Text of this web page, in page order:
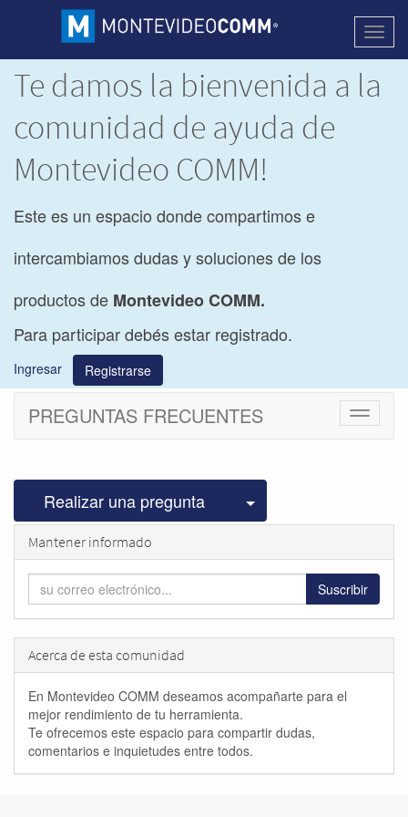
Te damos la bienvenida a la
comunidad de ayuda de
Montevideo COMM!
Este es un espacio donde compartimos e
intercambiamos dudas y soluciones de los
productos de Montevideo COMM.
Para participar debés estar registrado.
Ingresar Registrarse
Cambiar
PREGUNTAS FRECUENTES
Realizar una pregunta Seleccionar
Mantener informado
Suscribir
Acerca de esta comunidad
En Montevideo COMM deseamos acompañarte para el
mejor rendimiento de tu herramienta.
Te ofrecemos este espacio para compartir dudas,
comentarios e inquietudes entre todos.